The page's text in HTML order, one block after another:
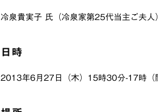
冷泉貴実子 氏（冷泉家第25代当主ご夫人
日時
2013年6月27日（木）15時30分-17時（